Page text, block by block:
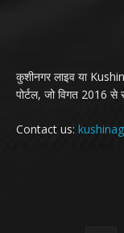
कुशीनगर लाइव या
पोर्टल, जो विगत 2016
Contact us: